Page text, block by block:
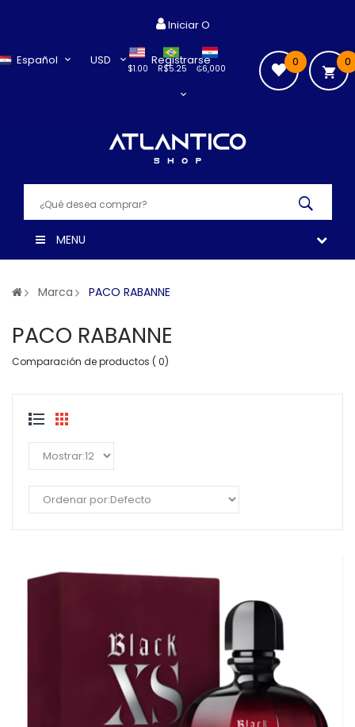
Español USD
$1.00 ₲6,000
R$5.25
Iniciar O
Registrarse 0
0
MENU
Marca PACO RABANNE
PACO RABANNE
Comparación de productos ( 0)